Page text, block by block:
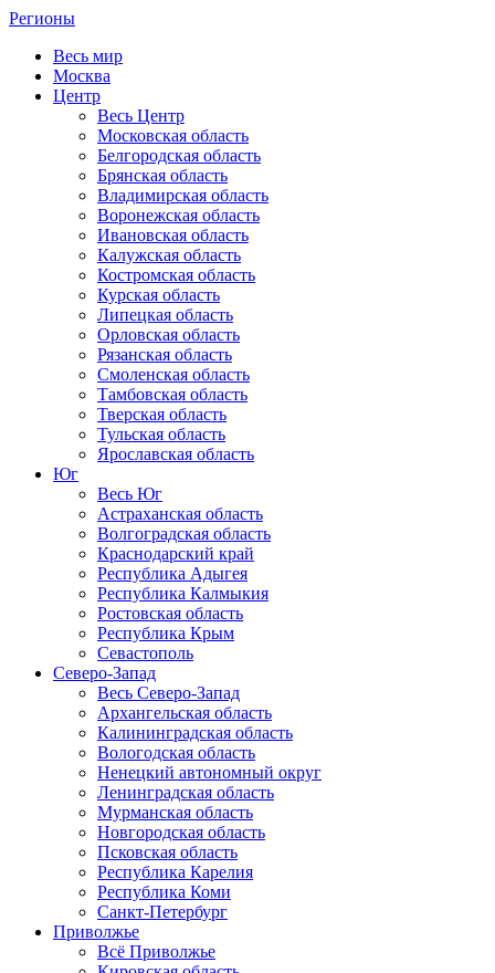
Регионы
Весь мир
Москва
Центр
Весь Центр
Московская область
Белгородская область
Брянская область
Владимирская область
Воронежская область
Ивановская область
Калужская область
Костромская область
Курская область
Липецкая область
Орловская область
Рязанская область
Смоленская область
Тамбовская область
Тверская область
Тульская область
Ярославская область
Юг
Весь Юг
Астраханская область
Волгоградская область
Краснодарский край
Республика Адыгея
Республика Калмыкия
Ростовская область
Республика Крым
Севастополь
Северо-Запад
Весь Северо-Запад
Архангельская область
Калининградская область
Вологодская область
Ненецкий автономный округ
Ленинградская область
Мурманская область
Новгородская область
Псковская область
Республика Карелия
Республика Коми
Санкт-Петербург
Приволжье
Всё Приволжье